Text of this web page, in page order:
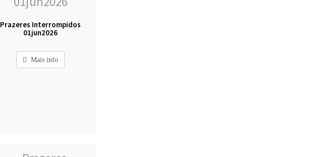
Prazeres Interrompidos
01jun2026
Mais info